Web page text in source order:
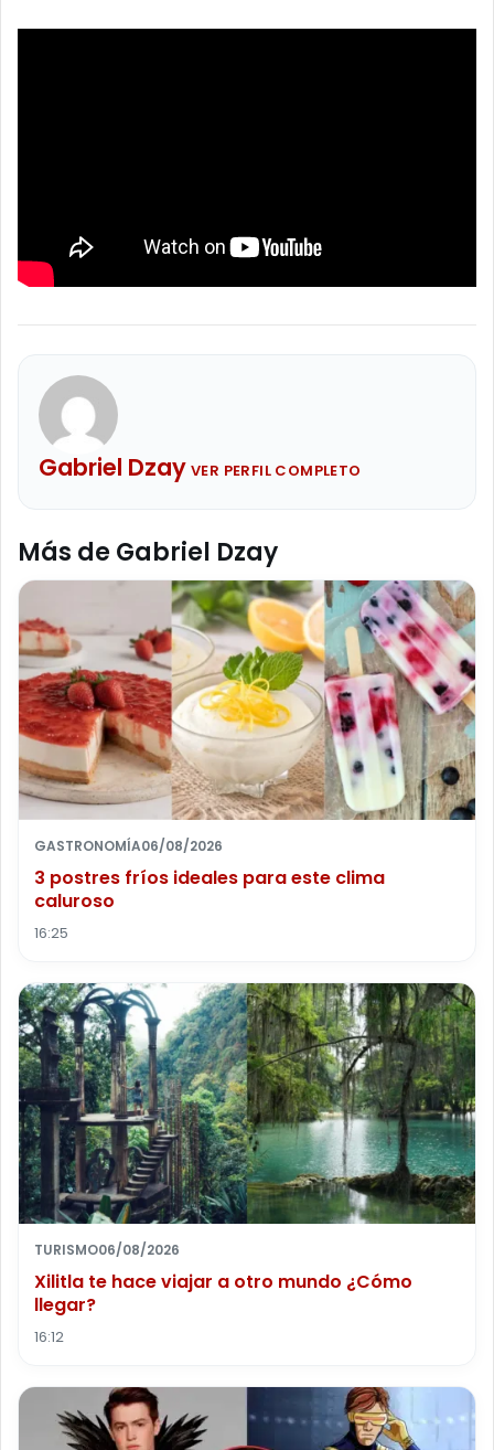
Gabriel Dzay VER PERFIL COMPLETO
Más de Gabriel Dzay
GASTRONOMÍA06/08/2026
3 postres fríos ideales para este clima
caluroso
16:25
TURISMO06/08/2026
Xilitla te hace viajar a otro mundo ¿Cómo
llegar?
16:12